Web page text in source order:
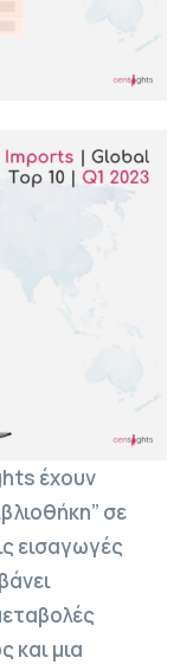
έχουν
σε
εισαγωγές
και μια